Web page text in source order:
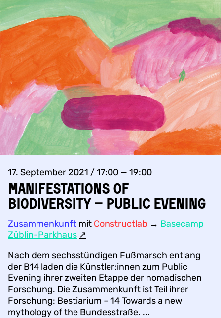
17. September 2021 / 17:00 — 19:00
Manifestations of
biodiversity – public evening
Zusammenkunft mit Constructlab → Basecamp
Züblin-Parkhaus ↗︎
Nach dem sechsstündigen Fußmarsch entlang
der B14 laden die Künstler:innen zum Public
Evening ihrer zweiten Etappe der nomadischen
Forschung. Die Zusammenkunft ist Teil ihrer
Forschung: Bestiarium – 14 Towards a new
mythology of the Bundesstraße. ...